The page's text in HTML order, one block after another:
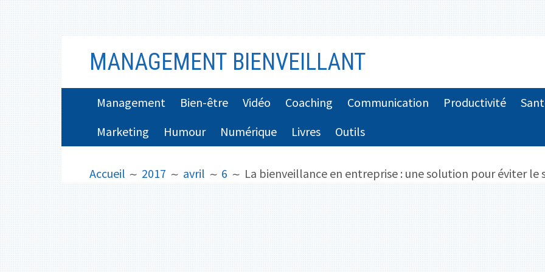
MANAGEMENT BIENVEILLANT
MENU
PRINCIPAL
Management Bien-être Vidéo Coaching Communication Productivité
Marketing
Humour Numérique Livres Outils
D'ARIANE
Accueil 2017 avril 6 La bienveillance en entreprise : une solution pour éviter le